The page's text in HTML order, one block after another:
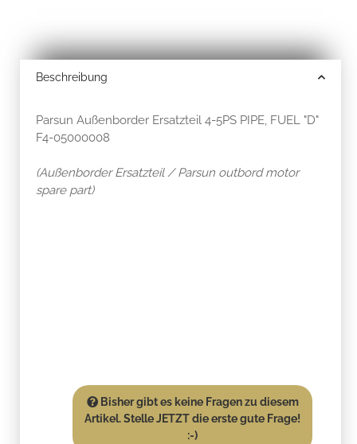
Beschreibung
Parsun Außenborder Ersatzteil 4-5PS PIPE, FUEL "D"
F4-05000008
(Außenborder Ersatzteil / Parsun outbord motor
spare part)
Bisher gibt es keine Fragen zu diesem
Artikel. Stelle JETZT die erste gute Frage!
:-)